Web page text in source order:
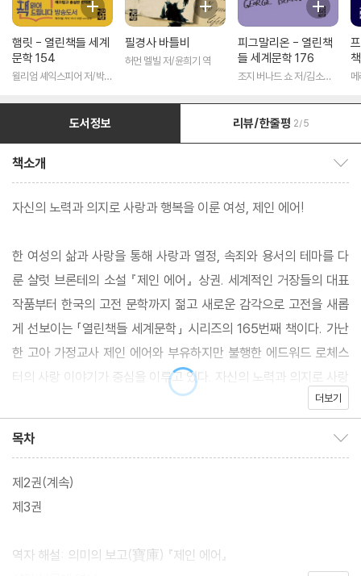
햄릿 - 열린책들 세계
문학 154
윌리엄 셰익스피어 저/박우
필경사 바틀비
허먼 멜빌 저/윤희기 역
피그말리온 - 열린책
들 세계문학 176
조지 버나드 쇼 저/김소임
도서정보 리뷰/한줄평 2/5
책소개
자신의 노력과 의지로 사랑과 행복을 이룬 여성, 제인 에어!
한 여성의 삶과 사랑을 통해 사랑과 열정, 속죄와 용서의 테마를 다
룬 샬럿 브론테의 소설 『제인 에어』 상권. 세계적인 거장들의 대표
작품부터 한국의 고전 문학까지 젊고 새로운 감각으로 고전을 새롭
게 선보이는 「열린책들 세계문학」 시리즈의 165번째 책이다. 가난
한 고아 가정교사 제인 에어와 부유하지만 불행한 에드워드 로체스
터의 사랑 이야기가 중심을 이루고 있다. 자신의 노력과 의지로 사랑
과 행복, 나아가 자아실현까지 이뤄낸 여주인공의 모습을 통해 매혹
더보기
목차
제2권(계속)
제3권
역자 해설: 의미의 보고(寶庫) 『제인 에어』